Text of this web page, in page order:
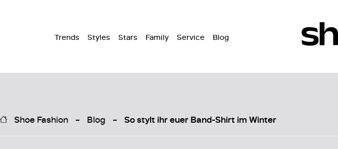
Trends Styles Stars Family Service Blog
Shoe Fashion Blog So stylt ihr euer Band-Shirt im Winter